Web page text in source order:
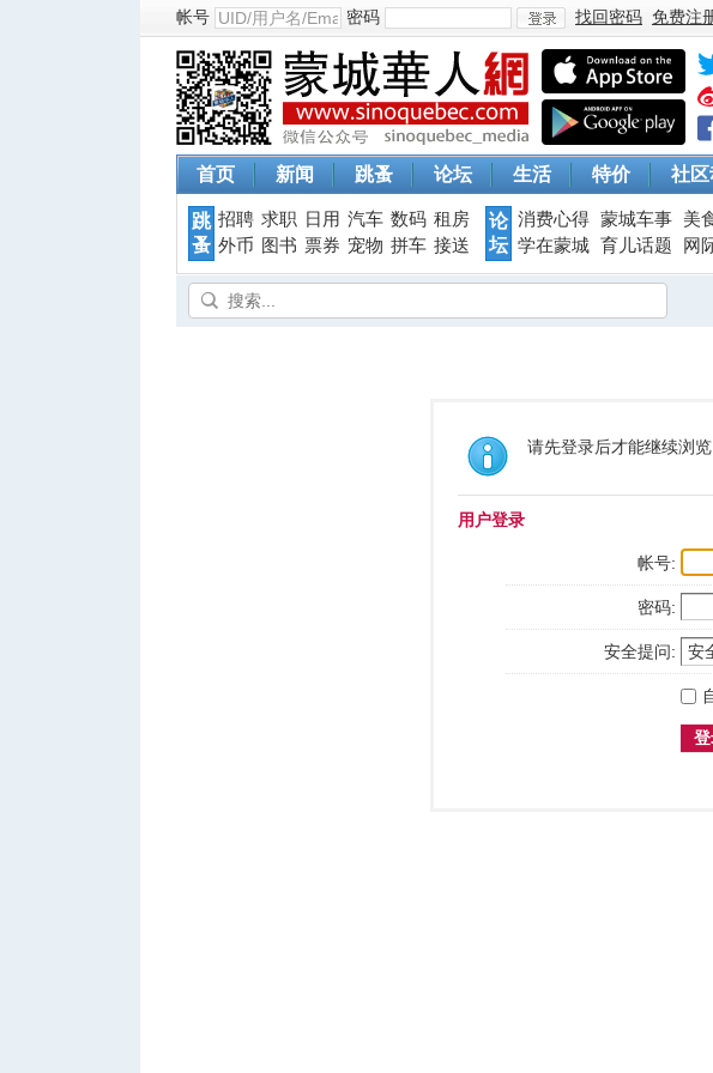
帐号 密码
登
找回密码 免费注
首页 新闻 跳蚤 论坛 生活 特价 社
跳
蚤
招聘 求职 日用 汽车 数码 租房
外币
图书 票券 宠物 拼车 接送
论
坛
消费心得 蒙城车事 美
学在蒙城 育儿话题 网
请先登录后才能继续浏览
用户登录
帐号:
密码:
安全提问: